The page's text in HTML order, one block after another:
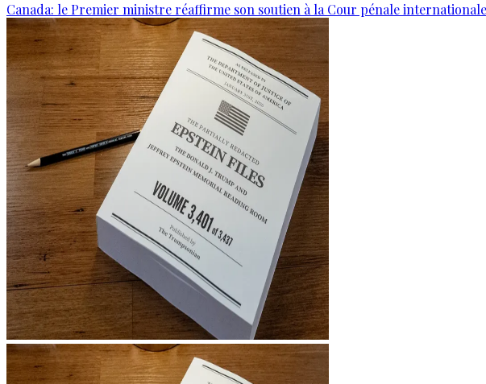
Canada: le Premier ministre réaffirme son soutien à la Cour pénale